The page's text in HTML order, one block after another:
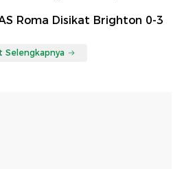
Roma Disikat Brighton 0-3
Selengkapnya